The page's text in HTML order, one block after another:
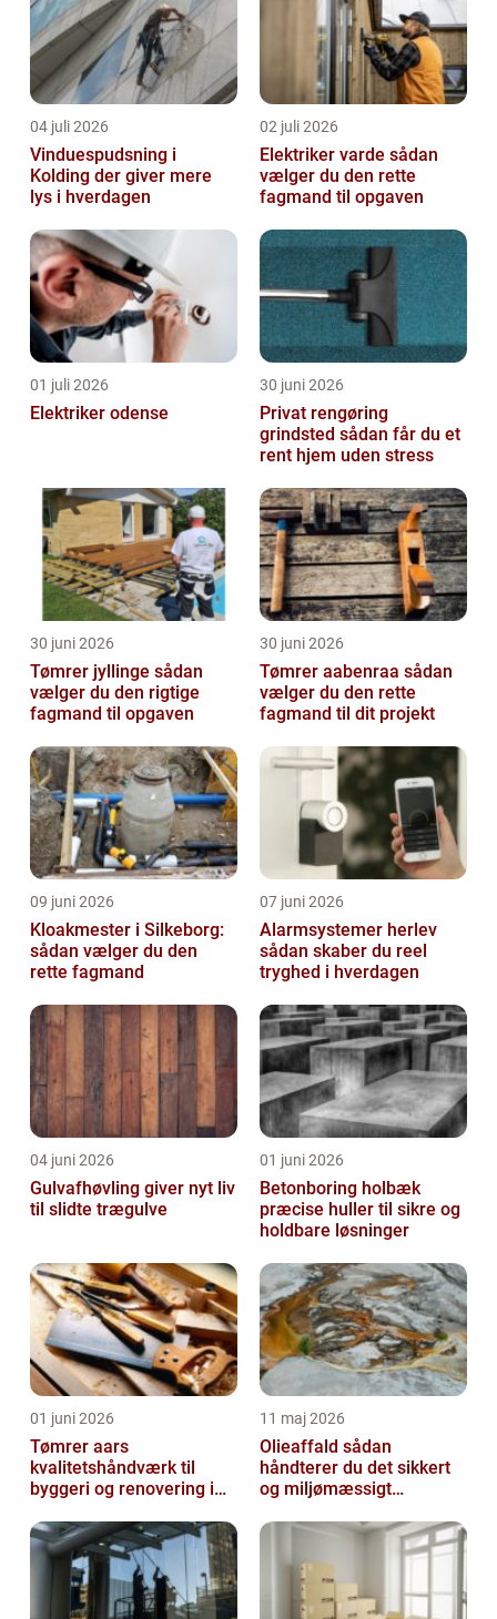
04 juli 2026
Vinduespudsning i
Kolding der giver mere
lys i hverdagen
02 juli 2026
Elektriker varde sådan
vælger du den rette
fagmand til opgaven
01 juli 2026
Elektriker odense
30 juni 2026
Privat rengøring
grindsted sådan får du et
rent hjem uden stress
30 juni 2026
Tømrer jyllinge sådan
vælger du den rigtige
fagmand til opgaven
30 juni 2026
Tømrer aabenraa sådan
vælger du den rette
fagmand til dit projekt
09 juni 2026
Kloakmester i Silkeborg:
sådan vælger du den
rette fagmand
07 juni 2026
Alarmsystemer herlev
sådan skaber du reel
tryghed i hverdagen
04 juni 2026
Gulvafhøvling giver nyt liv
til slidte trægulve
01 juni 2026
Betonboring holbæk
præcise huller til sikre og
holdbare løsninger
01 juni 2026
Tømrer aars
kvalitetshåndværk til
byggeri og renovering i
11 maj 2026
Olieaffald sådan
håndterer du det sikkert
og miljømæssigt